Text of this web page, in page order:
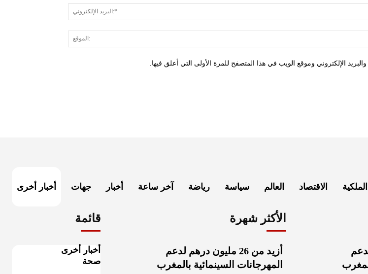
الإلكتروني وموقع الويب في هذا المتصفح للمرة الأولى التي أعلق فيها.
أخبار أخرى جهات أخبار آخر ساعة رياضة سياسة العالم الاقتصاد
قائمة
أخبار أخرى
صحة
الأكثر شهرة
أزيد من 26 مليون درهم لدعم
المهرجانات السينمائية بالمغرب
لدعم